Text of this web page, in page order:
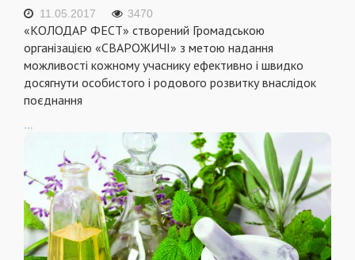
11.05.2017 3470
«КОЛОДАР ФЕСТ» створений Громадською
організацією «СВАРОЖИЧІ» з метою надання
можливості кожному учаснику ефективно і швидко
досягнути особистого і родового розвитку внаслідок
поєднання
...